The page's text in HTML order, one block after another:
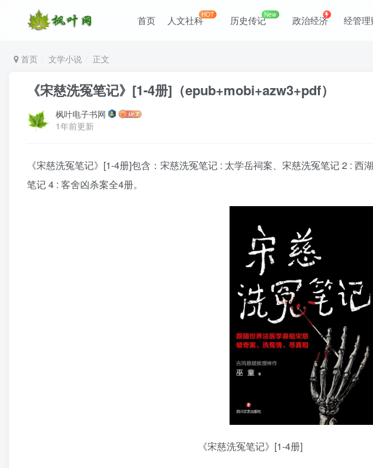
首页 人文社科HOT 历史传记New 政治经济 经管理
首页 文学小说 正文
《宋慈洗冤笔记》[1-4册]（epub+mobi+azw3+pdf）
枫叶电子书网
1年前更新
《宋慈洗冤笔记》[1-4册]包含：宋慈洗冤笔记 : 太学岳祠案、宋慈洗冤笔记 2 :
笔记 4 : 客舍凶杀案全4册。
《宋慈洗冤笔记》[1-4册]
登录
登录密码
记住登录